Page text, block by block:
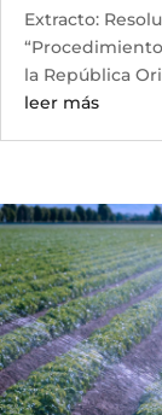
Extracto:
la República
leer más